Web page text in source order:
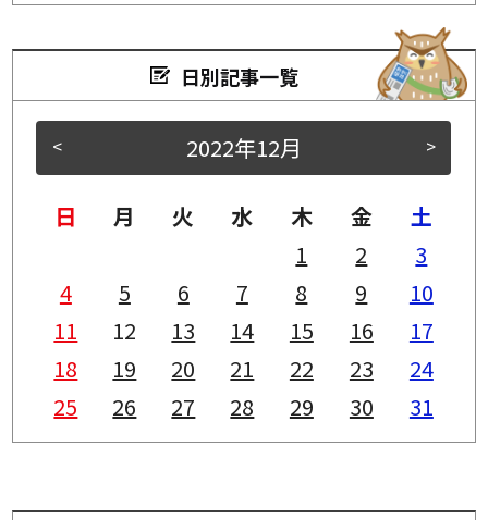
日別記事一覧
< >
2022年12月
日 月 火 水 木 金
土
1
2
3
4
5 6 7 8 9
10
11
12 13 14 15 16
17
18
19 20 21 22 23
24
25
26 27 28 29 30 31